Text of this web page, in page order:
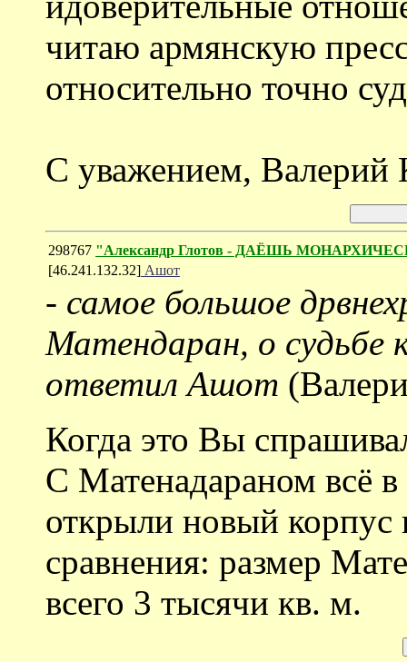
читаю армянскую
относительно точно
С уважением, Валерий
298767 "Александр Глотов - ДАЁШЬ
[46.241.132.32] Ашот
- самое большое
Матендаран, о судьбе
ответил Ашот
Когда это Вы
С Матенадараном всё
открыли новый
сравнения: размер
всего 3 тысячи кв. м.